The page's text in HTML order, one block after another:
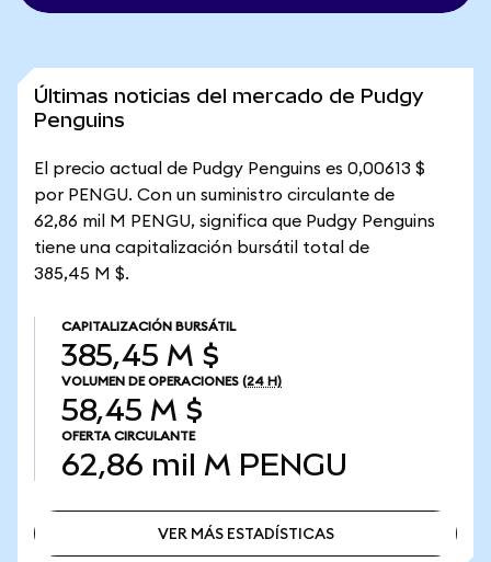
Últimas noticias del mercado de Pudgy
Penguins
El precio actual de Pudgy Penguins es 0,00613 $
por PENGU. Con un suministro circulante de
62,86 mil M PENGU, significa que Pudgy Penguins
tiene una capitalización bursátil total de
385,45 M $.
CAPITALIZACIÓN BURSÁTIL
385,45 M $
VOLUMEN DE OPERACIONES (24 H)
58,45 M $
OFERTA CIRCULANTE
62,86 mil M PENGU
VER MÁS ESTADÍSTICAS